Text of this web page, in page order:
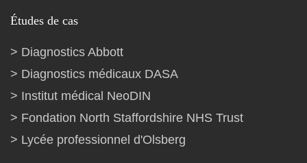
Études de cas
Diagnostics Abbott
Diagnostics médicaux DASA
Institut médical NeoDIN
Fondation North Staffordshire NHS Trust
Lycée professionnel d'Olsberg